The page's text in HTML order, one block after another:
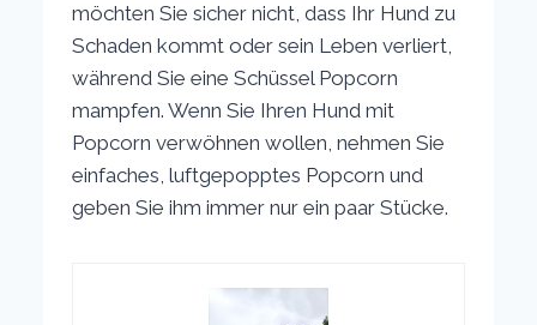
möchten Sie sicher nicht, dass Ihr Hund zu
Schaden kommt oder sein Leben verliert,
während Sie eine Schüssel Popcorn
mampfen. Wenn Sie Ihren Hund mit
Popcorn verwöhnen wollen, nehmen Sie
einfaches, luftgepopptes Popcorn und
geben Sie ihm immer nur ein paar Stücke.